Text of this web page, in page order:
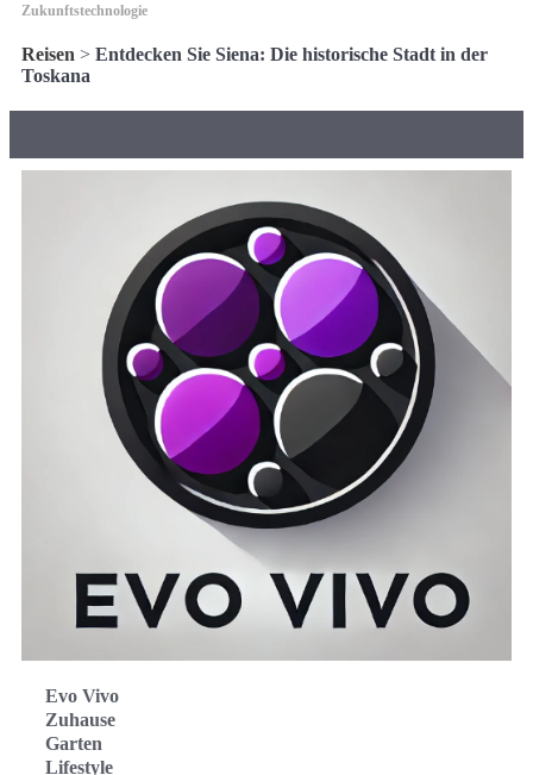
Zukunftstechnologie
Reisen > Entdecken Sie Siena: Die historische Stadt in der
Toskana
Evo Vivo
Zuhause
Garten
Lifestyle